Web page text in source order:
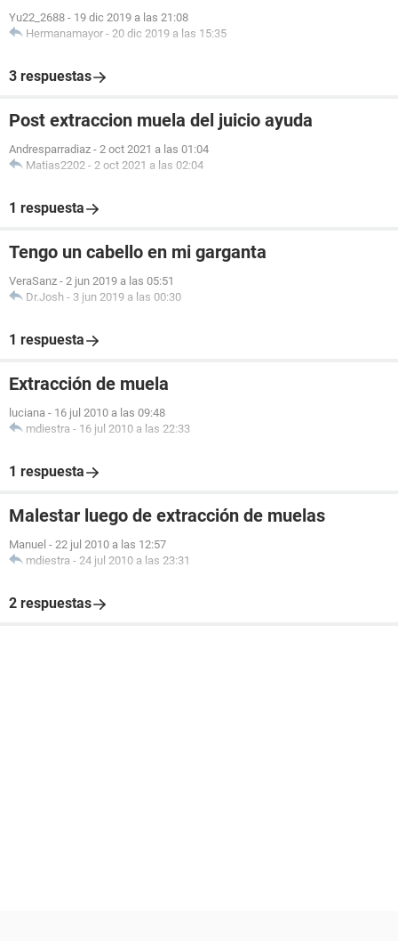
Yu22_2688 - 19 dic 2019 a las 21:08
Hermanamayor - 20 dic 2019 a las 15:35
3 respuestas
Post extraccion muela del juicio ayuda
Andresparradiaz - 2 oct 2021 a las 01:04
Matias2202 - 2 oct 2021 a las 02:04
1 respuesta
Tengo un cabello en mi garganta
VeraSanz - 2 jun 2019 a las 05:51
Dr.Josh - 3 jun 2019 a las 00:30
1 respuesta
Extracción de muela
luciana - 16 jul 2010 a las 09:48
mdiestra - 16 jul 2010 a las 22:33
1 respuesta
Malestar luego de extracción de muelas
Manuel - 22 jul 2010 a las 12:57
mdiestra - 24 jul 2010 a las 23:31
2 respuestas